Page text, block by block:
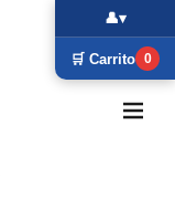
🛒 Carrito 0
👤▾